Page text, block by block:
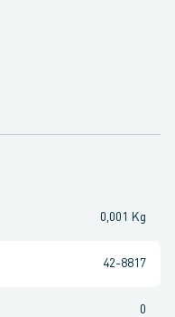
0,001 Kg
42-8817
0